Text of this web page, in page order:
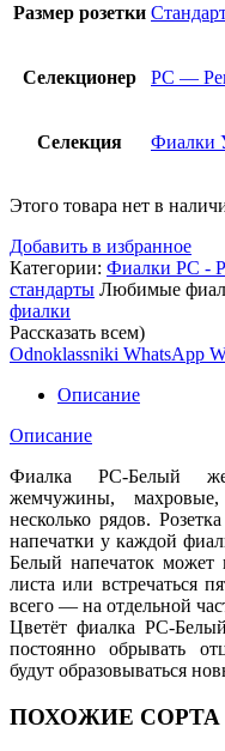
Размер розетки
Селекционер РС —
Селекция Фиалки
Этого товара нет в
Добавить в избранное
Категории: Фиалки РС -
стандарты Любимые
фиалки
Рассказать всем)
Odnoklassniki WhatsApp
Описание
Описание
Фиалка РС-Белый
жемчужины,
несколько рядов.
напечатки у каждой
Белый напечаток
листа или встречаться
всего — на отдельной
Цветёт фиалка РС-
постоянно обрывать
будут образовываться
ПОХОЖИЕ СОРТА